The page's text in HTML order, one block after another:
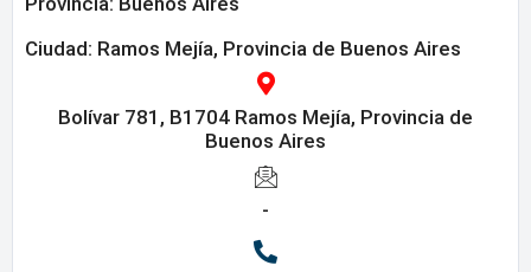
Ciudad: Ramos Mejía, Provincia de Buenos Aires
Bolívar 781, B1704 Ramos Mejía, Provincia de
Buenos Aires
-